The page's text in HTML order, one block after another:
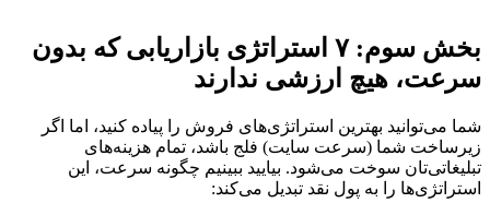
بخش سوم: ۷ استراتژی بازاریابی که بدون
سرعت، هیچ ارزشی ندارند
شما می‌توانید بهترین استراتژی‌های فروش را پیاده کنید، اما اگر
زیرساخت شما (سرعت سایت) فلج باشد، تمام هزینه‌های
تبلیغاتی‌تان سوخت می‌شود. بیایید ببینیم چگونه سرعت، این
استراتژی‌ها را به پول نقد تبدیل می‌کند: